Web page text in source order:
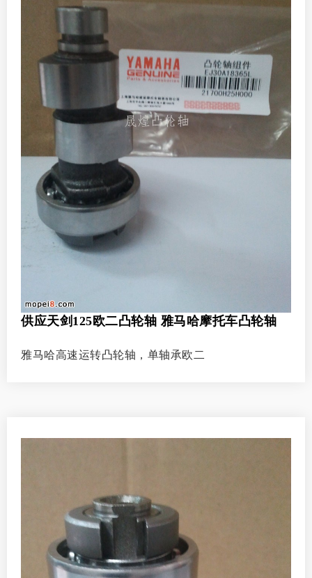
供应天剑125欧二凸轮轴 雅马哈摩托车凸轮轴
雅马哈高速运转凸轮轴，单轴承欧二